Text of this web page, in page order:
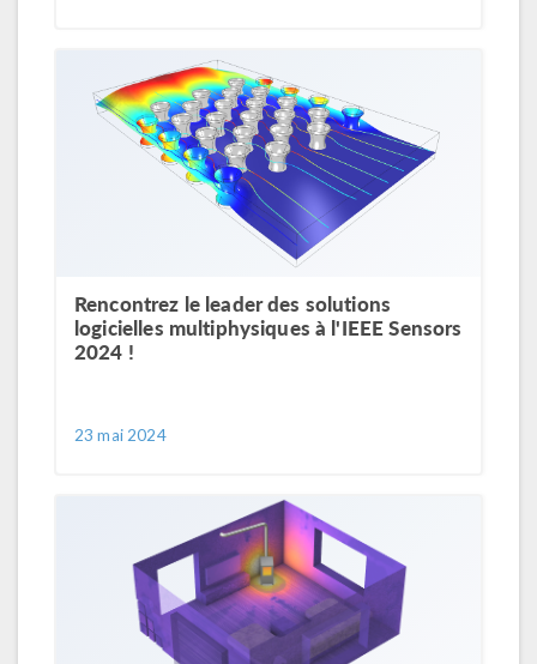
Rencontrez le leader des solutions
logicielles multiphysiques à l'IEEE Sensors
2024 !
23 mai 2024